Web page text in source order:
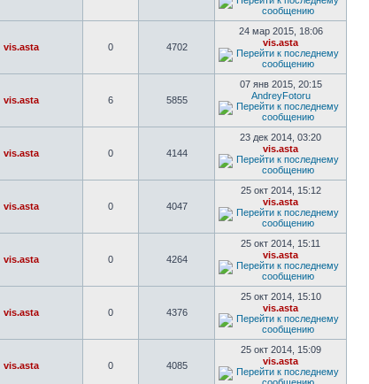
vis.asta 0 4702
24 мар 2015, 18:06
vis.asta
vis.asta 6 5855
07 янв 2015, 20:15
AndreyFotoru
vis.asta 0 4144
23 дек 2014, 03:20
vis.asta
vis.asta 0 4047
25 окт 2014, 15:12
vis.asta
vis.asta 0 4264
25 окт 2014, 15:11
vis.asta
vis.asta 0 4376
25 окт 2014, 15:10
vis.asta
vis.asta 0 4085
25 окт 2014, 15:09
vis.asta